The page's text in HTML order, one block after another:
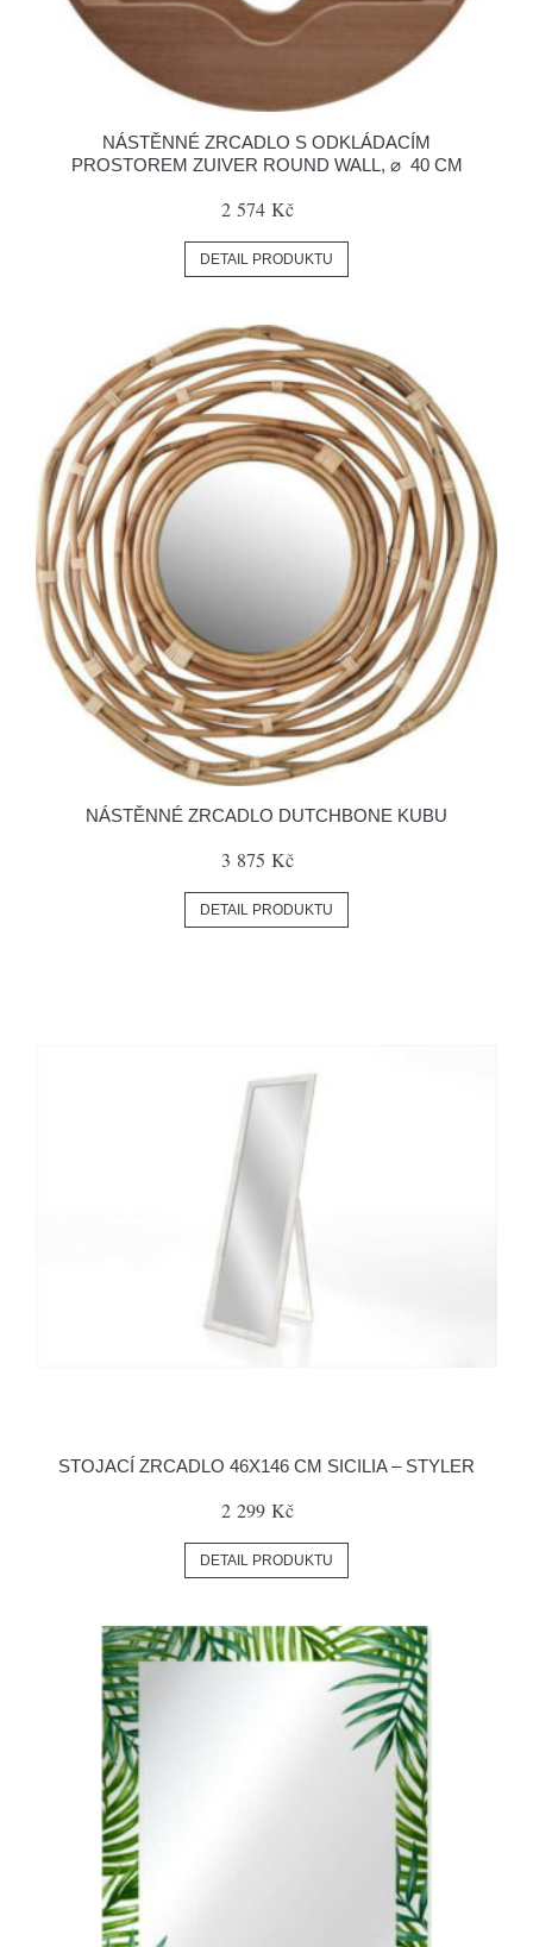
NÁSTĚNNÉ ZRCADLO S ODKLÁDACÍM
PROSTOREM ZUIVER ROUND WALL, ⌀ 40 CM
2 574 Kč
DETAIL PRODUKTU
NÁSTĚNNÉ ZRCADLO DUTCHBONE KUBU
3 875 Kč
DETAIL PRODUKTU
STOJACÍ ZRCADLO 46X146 CM SICILIA – STYLER
2 299 Kč
DETAIL PRODUKTU